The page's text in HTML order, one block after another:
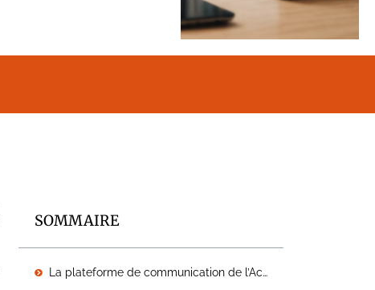
SOMMAIRE
La plateforme de communication de l’Académie d’Amiens